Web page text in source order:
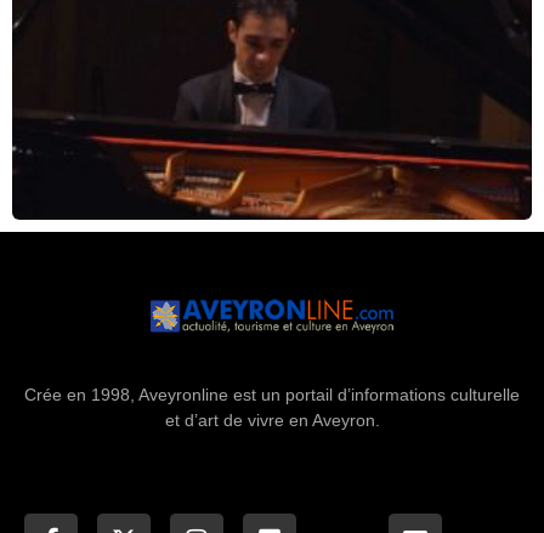
Crée en 1998, Aveyronline est un portail d’informations culturelle
et d’art de vivre en Aveyron.